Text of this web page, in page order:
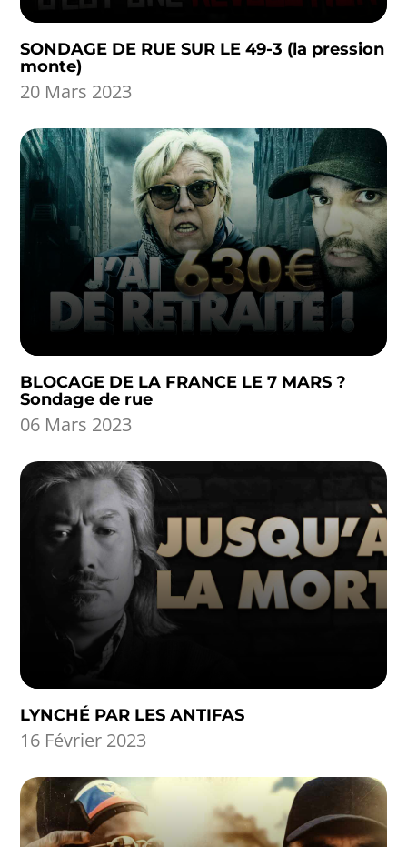
SONDAGE DE RUE SUR LE 49-3 (la pression
monte)
20 Mars 2023
BLOCAGE DE LA FRANCE LE 7 MARS ?
Sondage de rue
06 Mars 2023
LYNCHÉ PAR LES ANTIFAS
16 Février 2023